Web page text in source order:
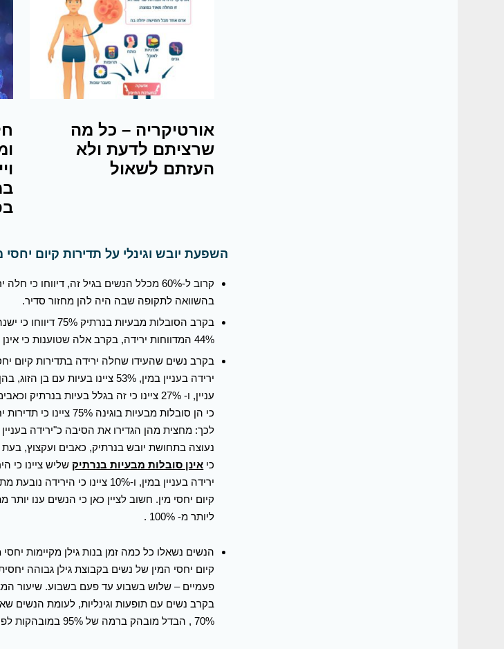
אורטיקריה – כל מה
שרציתם לדעת ולא
העזתם לשאול
השפעת יובש וגינלי על תדירות קיום יחסי
קרוב ל-60% מכלל הנשים בגיל זה, דיווחו
בהשוואה לתקופה שבה היה להן מחזור סדיר.
בקרב הסובלות מבעיות
44% המדווחות ירידה, בקרב אלה שטוענות כי אינן סובלות מתופעות וגינליות.
ירידה בעניין במין, 53% ציינו
עניין, ו- 27% ציינו כי זה בגלל בעיות
כי הן סובלות מבעיות
נעוצה בתחושת יובש בנרתיק, כאבים ועקצוץ, בעת
כי אינן סובלות מבעיות בנרתיקשליש ציינו כי
ירידה בעניין במין, ו-10% ציינו
קיום יחסי מין. חשוב לציין כאן כי הנשים ענו
ליותר מ- 100% .
הנשים נשאלו כל כמה זמן בנות גילן מקיימות
פעמיים – שלוש בשבוע עד פעם בשבוע. שיעור
70% , הבדל מובהק ברמה של 95% במובהקות לפרופורציות).